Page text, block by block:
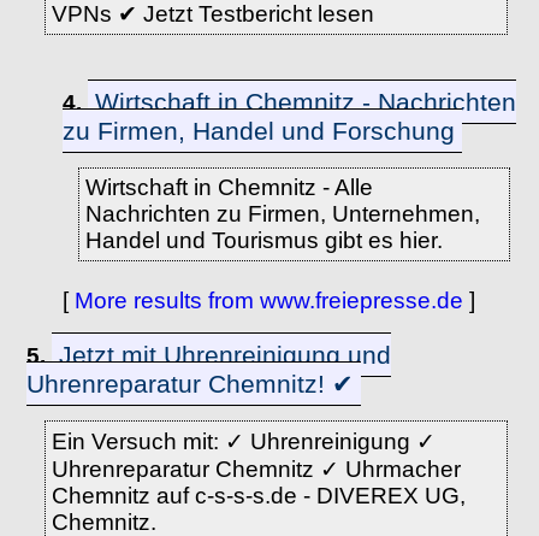
VPNs ✔ Jetzt Testbericht lesen
4. Wirtschaft in Chemnitz - Nachrichten
zu Firmen, Handel und Forschung
Wirtschaft in Chemnitz - Alle
Nachrichten zu Firmen, Unternehmen,
Handel und Tourismus gibt es hier.
[ More results from www.freiepresse.de ]
5. Jetzt mit Uhrenreinigung und
Uhrenreparatur Chemnitz! ✔
Ein Versuch mit: ✓ Uhrenreinigung ✓
Uhrenreparatur Chemnitz ✓ Uhrmacher
Chemnitz auf c-s-s-s.de - DIVEREX UG,
Chemnitz.